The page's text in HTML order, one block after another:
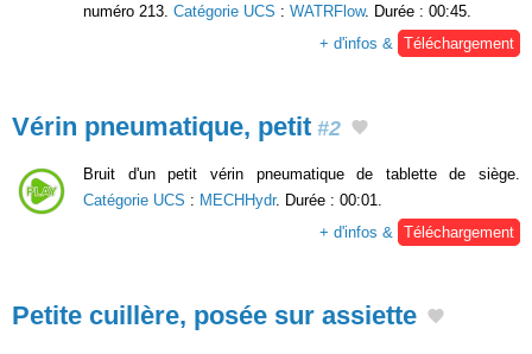
numéro 213. Catégorie UCS : WATRFlow. Durée : 00:45.
+ d'infos &
Téléchargement
Vérin pneumatique, petit #2
Bruit d'un petit vérin pneumatique de tablette de siège.
Catégorie UCS : MECHHydr. Durée : 00:01.
+ d'infos & Téléchargement
Petite cuillère, posée sur assiette